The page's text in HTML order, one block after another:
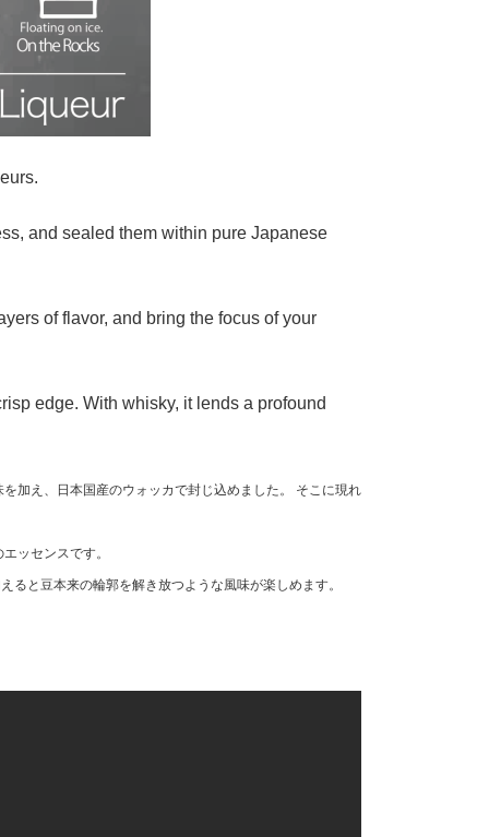
and sealed them within pure Japanese
of flavor, and bring the focus of your
edge. With whisky, it lends a profound
加え、日本国産のウォッカで封じ込めました。 そこに現れ
ッセンスです。
と豆本来の輪郭を解き放つような風味が楽しめます。